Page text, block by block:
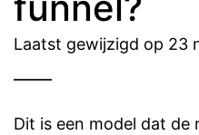
Laatst gewijzigd op 23
Dit is een model dat de